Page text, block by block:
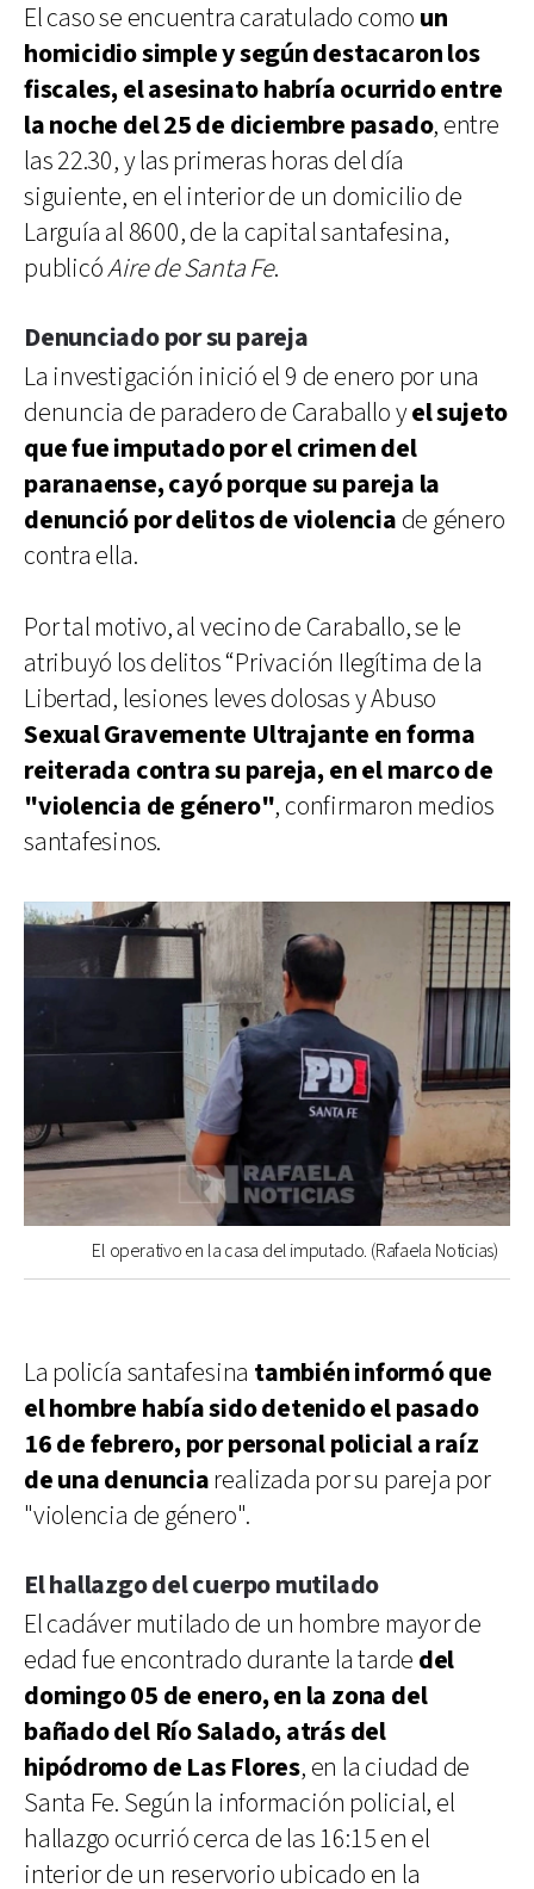
El caso se encuentra caratulado como un
homicidio simple y según destacaron los
fiscales, el asesinato habría ocurrido entre
la noche del 25 de diciembre pasado, entre
las 22.30, y las primeras horas del día
siguiente, en el interior de un domicilio de
Larguía al 8600, de la capital santafesina,
publicóAire de Santa Fe.
Denunciado por su pareja
La investigación inició el 9 de enero por una
denuncia de paradero de Caraballo yel sujeto
que fue imputado por el crimen del
paranaense, cayó porque su pareja la
denunció por delitos de violencia de género
contra ella.
Por tal motivo, al vecino de Caraballo, se le
atribuyó los delitos “Privación Ilegítima de la
Libertad, lesiones leves dolosas y Abuso
Sexual Gravemente Ultrajante en forma
reiterada contra su pareja, en el marco de
"violencia de género", confirmaron medios
santafesinos.
El operativo en la casa del imputado. (Rafaela Noticias)
La policía santafesina también informó que
el hombre había sido detenido el pasado
16 de febrero, por personal policial a raíz
de una denunciarealizada por su pareja por
"violencia de género".
El hallazgo del cuerpo mutilado
El cadáver mutilado de un hombre mayor de
edad fue encontrado durante la tarde del
domingo 05 de enero, en la zona del
bañado del Río Salado, atrás del
hipódromo de Las Flores, en la ciudad de
Santa Fe. Según la información policial, el
hallazgo ocurrió cerca de las 16:15 en el
interior de un reservorio ubicado en la